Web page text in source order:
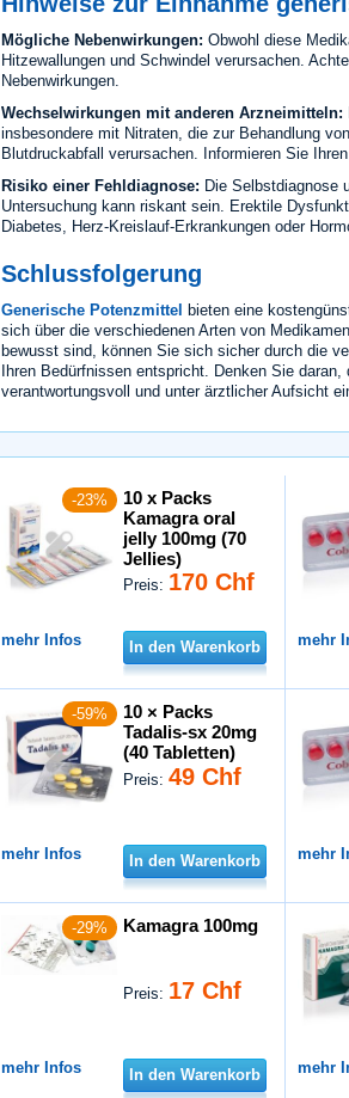
Mögliche Nebenwirkungen: Obwohl diese
Hitzewallungen und Schwindel verursachen.
Nebenwirkungen.
Wechselwirkungen mit anderen Arzneimitteln:
insbesondere mit Nitraten, die zur Behandlung
Blutdruckabfall verursachen. Informieren Sie
Risiko einer Fehldiagnose: Die Selbstdiagnose
Untersuchung kann riskant sein. Erektile
Diabetes, Herz-Kreislauf-Erkrankungen oder
Schlussfolgerung
Generische Potenzmittel bieten eine
sich über die verschiedenen Arten von
bewusst sind, können Sie sich sicher durch die
Ihren Bedürfnissen entspricht. Denken Sie
verantwortungsvoll und unter ärztlicher Aufsicht
-23%
10 x Packs
Kamagra oral
jelly 100mg (70
Jellies)
Preis: 170 Chf
mehr Infos In den Warenkorb mehr
-59%
10 × Packs
Tadalis-sx 20mg
(40 Tabletten)
Preis:49 Chf
mehr Infos In den Warenkorb mehr
-29% Kamagra 100mg
Preis: 17 Chf
mehr Infos In den Warenkorb mehr